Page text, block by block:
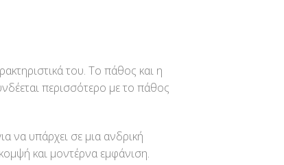
του. Το πάθος και η
περισσότερο με το πάθος
να υπάρχει σε μια ανδρική
και μοντέρνα εμφάνιση.